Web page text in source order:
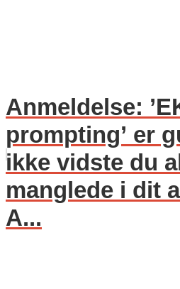
Anmeldelse:
prompting’ er
ikke vidste du
manglede i dit
A...